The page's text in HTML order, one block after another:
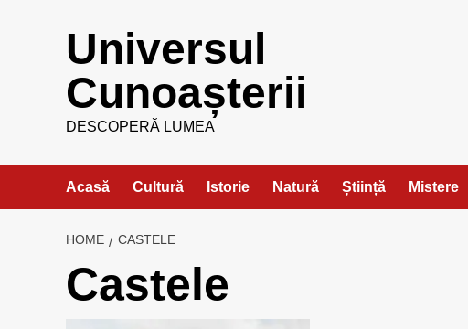
Universul
Cunoașterii
DESCOPERĂ LUMEA
Acasă Cultură Istorie Natură Știință Mistere
HOME CASTELE
Castele